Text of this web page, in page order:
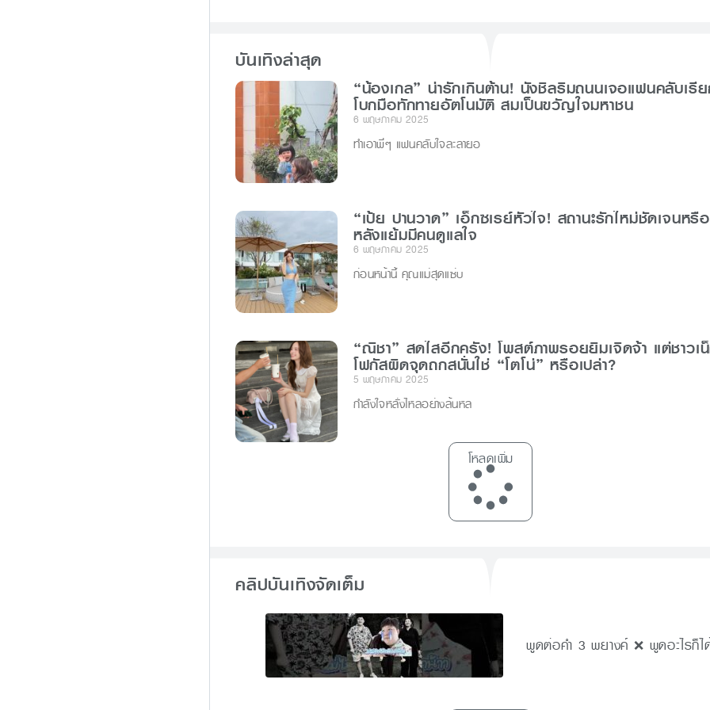
o
k
er
บันเทิงล่าสุด
“น้องเกล” น่ารักเกินต้าน! นั่งชิลริมถนนเจอแฟนคลับเรี
โบกมือทักทายอัตโนมัติ สมเป็นขวัญใจมหาชน
6 พฤษภาคม 2025
ทำเอาพี่ๆ แฟนคลับใจละลายอ
“เป้ย ปานวาด” เอ็กซเรย์หัวใจ! สถานะรักใหม่ชัดเจนหรื
หลังแย้มมีคนดูแลใจ
6 พฤษภาคม 2025
ก่อนหน้านี้ คุณแม่สุดแซ่บ
“ณิชา” สดใสอีกครั้ง! โพสต์ภาพรอยยิ้มเจิดจ้า แต่ชาวเ
โฟกัสผิดจุดถกสนั่นใช่ “โตโน่” หรือเปล่า?
5 พฤษภาคม 2025
กำลังใจหลั่งไหลอย่างล้นหล
โหลดเพิ่ม
คลิปบันเทิงจัดเต็ม
พูดต่อคำ 3 พยางค์ ❌ พูดอะไรก็ไ